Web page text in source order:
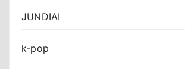
JUNDIAI
k-pop